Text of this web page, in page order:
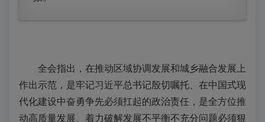
全会指出，在推动区域协调发展和城乡融合发展上
作出示范，是牢记习近平总书记殷切嘱托、在中国式现
代化建设中奋勇争先必须扛起的政治责任，是全方位推
动高质量发展、着力破解发展不平衡不充分问题必须狠